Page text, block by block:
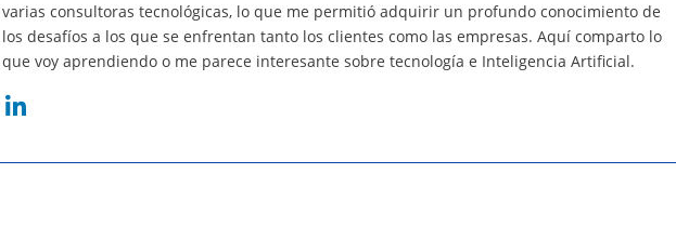
varias consultoras tecnológicas, lo que me permitió adquirir un profundo conocimiento de
los desafíos a los que se enfrentan tanto los clientes como las empresas. Aquí comparto lo
que voy aprendiendo o me parece interesante sobre tecnología e Inteligencia Artificial.